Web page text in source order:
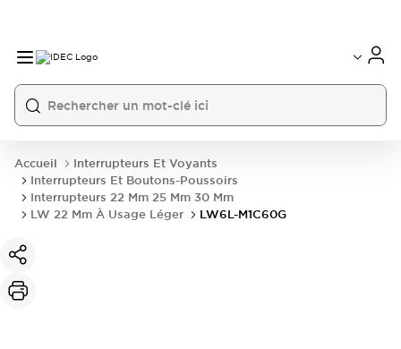
Accueil
Interrupteurs Et Voyants
Interrupteurs Et Boutons-Poussoirs
Interrupteurs 22 Mm 25 Mm 30 Mm
LW 22 Mm À Usage Léger
LW6L-M1C60G